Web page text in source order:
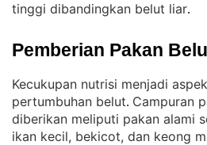
tinggi dibandingkan belut liar.
Pemberian Pakan
Kecukupan nutrisi menjadi
pertumbuhan belut. Campuran
diberikan meliputi pakan alami
ikan kecil, bekicot, dan keong